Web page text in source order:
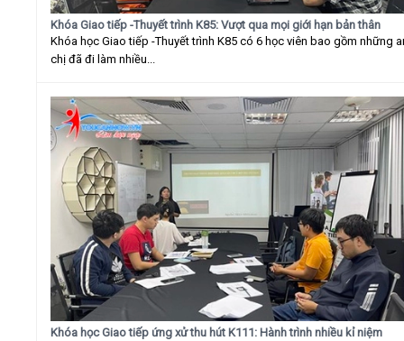
Khóa Giao tiếp -Thuyết trình K85: Vượt qua mọi giới hạn bản thân
Khóa học Giao tiếp -Thuyết trình K85 có 6 học viên bao gồm những
chị đã đi làm nhiều...
Khóa học Giao tiếp ứng xử thu hút K111: Hành trình nhiều kỉ niệm